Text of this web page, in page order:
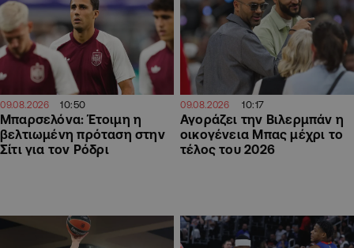
09.08.2026 10:50
Μπαρσελόνα: Έτοιμη η
βελτιωμένη πρόταση στην
Σίτι για τον Ρόδρι
09.08.2026 10:17
Αγοράζει την Βιλερμπάν η
οικογένεια Μπας μέχρι το
τέλος του 2026